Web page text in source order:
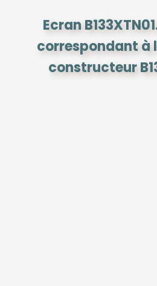
Ecran
correspondant à
constructeur